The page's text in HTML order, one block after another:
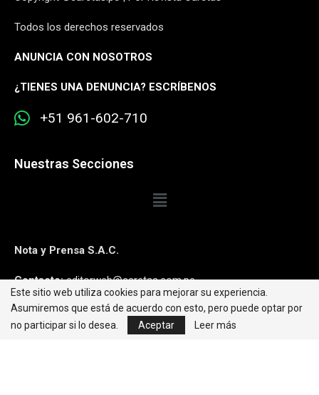
Todos los derechos reservados
ANUNCIA CON NOSOTROS
¿TIENES UNA DENUNCIA? ESCRÍBENOS
+51 961-602-710
Nuestras Secciones
Nota y Prensa S.A.C.
Contacto:editorweb@caretas.com.pe
Síguenos:
Este sitio web utiliza cookies para mejorar su experiencia.
Asumiremos que está de acuerdo con esto, pero puede optar por
no participar si lo desea.
Aceptar Leer más